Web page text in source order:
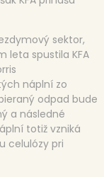
sektor,
leta spustila KFA
náplní zo
odpad bude
a následné
totiž vzniká
celulózy pri